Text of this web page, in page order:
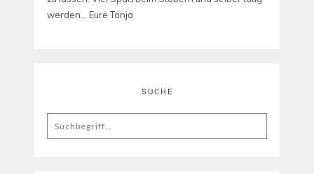
werden... Eure Tanja
SUCHE
Search
for: